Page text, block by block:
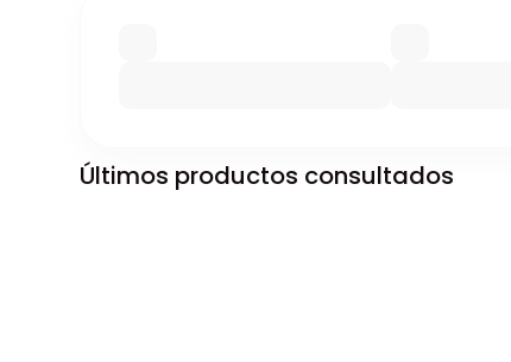
Últimos productos consultados